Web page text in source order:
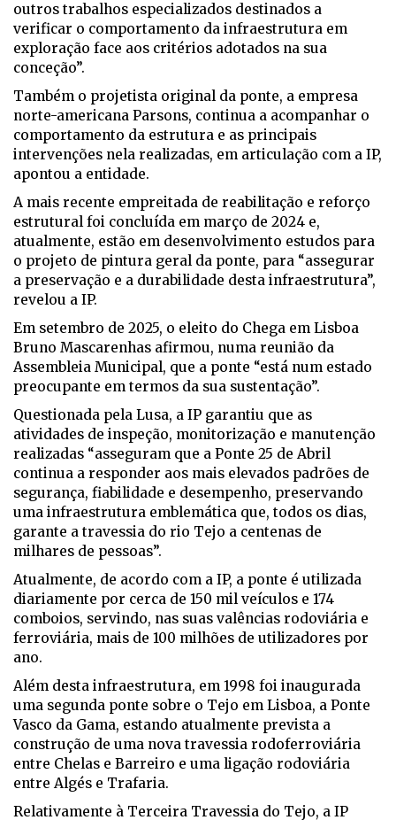
outros trabalhos especializados destinados a
verificar o comportamento da infraestrutura em
exploração face aos critérios adotados na sua
conceção”.
Também o projetista original da ponte, a empresa
norte-americana Parsons, continua a acompanhar o
comportamento da estrutura e as principais
intervenções nela realizadas, em articulação com a IP,
apontou a entidade.
A mais recente empreitada de reabilitação e reforço
estrutural foi concluída em março de 2024 e,
atualmente, estão em desenvolvimento estudos para
o projeto de pintura geral da ponte, para “assegurar
a preservação e a durabilidade desta infraestrutura”,
revelou a IP.
Em setembro de 2025, o eleito do Chega em Lisboa
Bruno Mascarenhas afirmou, numa reunião da
Assembleia Municipal, que a ponte “está num estado
preocupante em termos da sua sustentação”.
Questionada pela Lusa, a IP garantiu que as
atividades de inspeção, monitorização e manutenção
realizadas “asseguram que a Ponte 25 de Abril
continua a responder aos mais elevados padrões de
segurança, fiabilidade e desempenho, preservando
uma infraestrutura emblemática que, todos os dias,
garante a travessia do rio Tejo a centenas de
milhares de pessoas”.
Atualmente, de acordo com a IP, a ponte é utilizada
diariamente por cerca de 150 mil veículos e 174
comboios, servindo, nas suas valências rodoviária e
ferroviária, mais de 100 milhões de utilizadores por
ano.
Além desta infraestrutura, em 1998 foi inaugurada
uma segunda ponte sobre o Tejo em Lisboa, a Ponte
Vasco da Gama, estando atualmente prevista a
construção de uma nova travessia rodoferroviária
entre Chelas e Barreiro e uma ligação rodoviária
entre Algés e Trafaria.
Relativamente à Terceira Travessia do Tejo, a IP